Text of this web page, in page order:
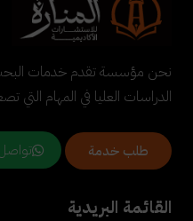
نحن مؤسسة تقدم خدمات البحث
الدراسات العليا في المهام التي
طلب خدمة
القائمة البريدية